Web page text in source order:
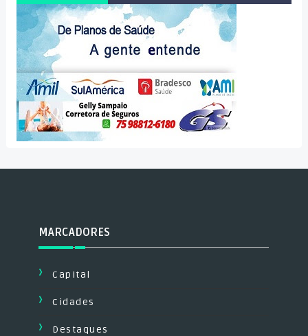
MARCADORES
Capital
Cidades
Destaques